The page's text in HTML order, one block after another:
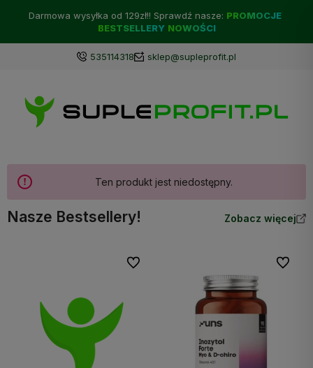
Darmowa wysyłka od 129zł!! Sprawdź nasze: PROMOCJE
BESTSELLERY NOWOŚCI
535114318 sklep@supleprofit.pl
Ten produkt jest niedostępny.
Nasze Bestsellery! Zobacz więcej
Do ulubionych Do